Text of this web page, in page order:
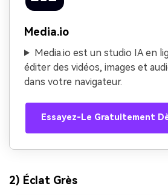
Media.io
Media.io est un studio IA en
éditer des vidéos, images et
dans votre navigateur.
Essayez-Le Gratuitement
2) Éclat Grès